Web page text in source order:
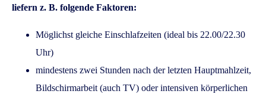
liefern z. B. folgende Faktoren:
Möglichst gleiche Einschlafzeiten (ideal bis 22.00/22.30
Uhr)
mindestens zwei Stunden nach der letzten Hauptmahlzeit,
Bildschirmarbeit (auch TV) oder intensiven körperlichen